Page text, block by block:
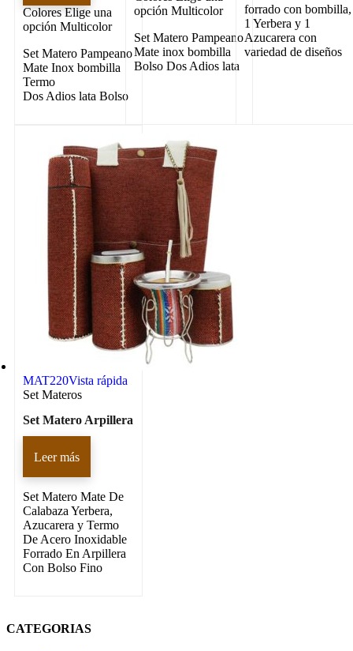
Colores Elige una
opción Multicolor
Set Matero Pampeano
Mate Inox bombilla
Termo
Dos Adios lata Bolso
opción Multicolor
Set Matero Pampeano
Mate inox bombilla
Bolso Dos Adios lata
forrado con bombilla,
1 Yerbera y 1
Azucarera con
variedad de diseños
MAT220Vista rápida
Set Materos
Set Matero Arpillera
Leer más
Set Matero Mate De
Calabaza Yerbera,
Azucarera y Termo
De Acero Inoxidable
Forrado En Arpillera
Con Bolso Fino
CATEGORIAS